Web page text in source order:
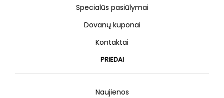
Specialūs pasiūlymai
Dovanų kuponai
Kontaktai
PRIEDAI
Naujienos